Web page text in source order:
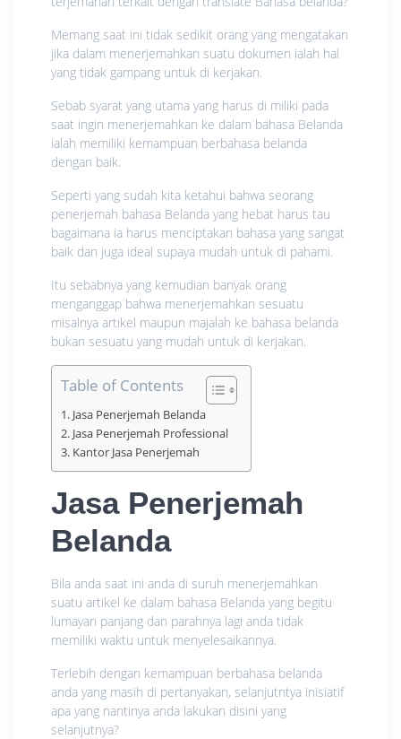
Memang saat ini tidak sedikit orang yang mengatakan
jika dalam menerjemahkan suatu dokumen ialah hal
yang tidak gampang untuk di kerjakan.
Sebab syarat yang utama yang harus di miliki pada
saat ingin menerjemahkan ke dalam bahasa Belanda
ialah memiliki kemampuan berbahasa belanda
dengan baik.
Seperti yang sudah kita ketahui bahwa seorang
penerjemah bahasa Belanda yang hebat harus tau
bagaimana ia harus menciptakan bahasa yang sangat
baik dan juga ideal supaya mudah untuk di pahami.
Itu sebabnya yang kemudian banyak orang
menganggap bahwa menerjemahkan sesuatu
misalnya artikel maupun majalah ke bahasa belanda
bukan sesuatu yang mudah untuk di kerjakan.
Table of Contents
Jasa Penerjemah Belanda
Jasa Penerjemah Professional
Kantor Jasa Penerjemah
Jasa Penerjemah
Belanda
Bila anda saat ini anda di suruh menerjemahkan
suatu artikel ke dalam bahasa Belanda yang begitu
lumayan panjang dan parahnya lagi anda tidak
memiliki waktu untuk menyelesaikannya.
Terlebih dengan kemampuan berbahasa belanda
anda yang masih di pertanyakan, selanjutntya inisiatif
apa yang nantinya anda lakukan disini yang
selanjutnya?